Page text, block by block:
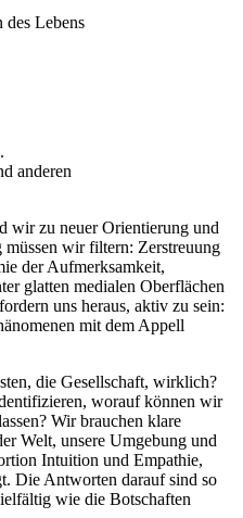
des Lebens
anderen
wir zu neuer Orientierung und
wir filtern: Zerstreuung
der Aufmerksamkeit,
glatten medialen Oberflächen
uns heraus, aktiv zu sein:
mit dem Appell
die Gesellschaft, wirklich?
worauf können wir
Wir brauchen klare
Welt, unsere Umgebung und
Intuition und Empathie,
Die Antworten darauf sind so
wie die Botschaften